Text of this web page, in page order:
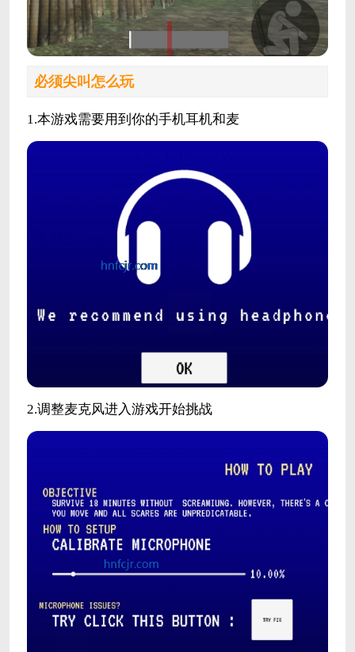
必须尖叫怎么玩
1.本游戏需要用到你的手机耳机和麦
2.调整麦克风进入游戏开始挑战